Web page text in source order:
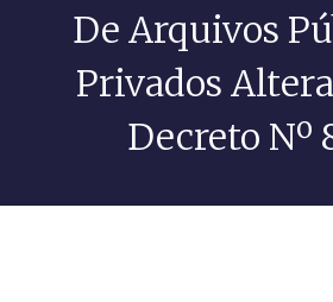
De Arquivos
Privados
Decreto Nº